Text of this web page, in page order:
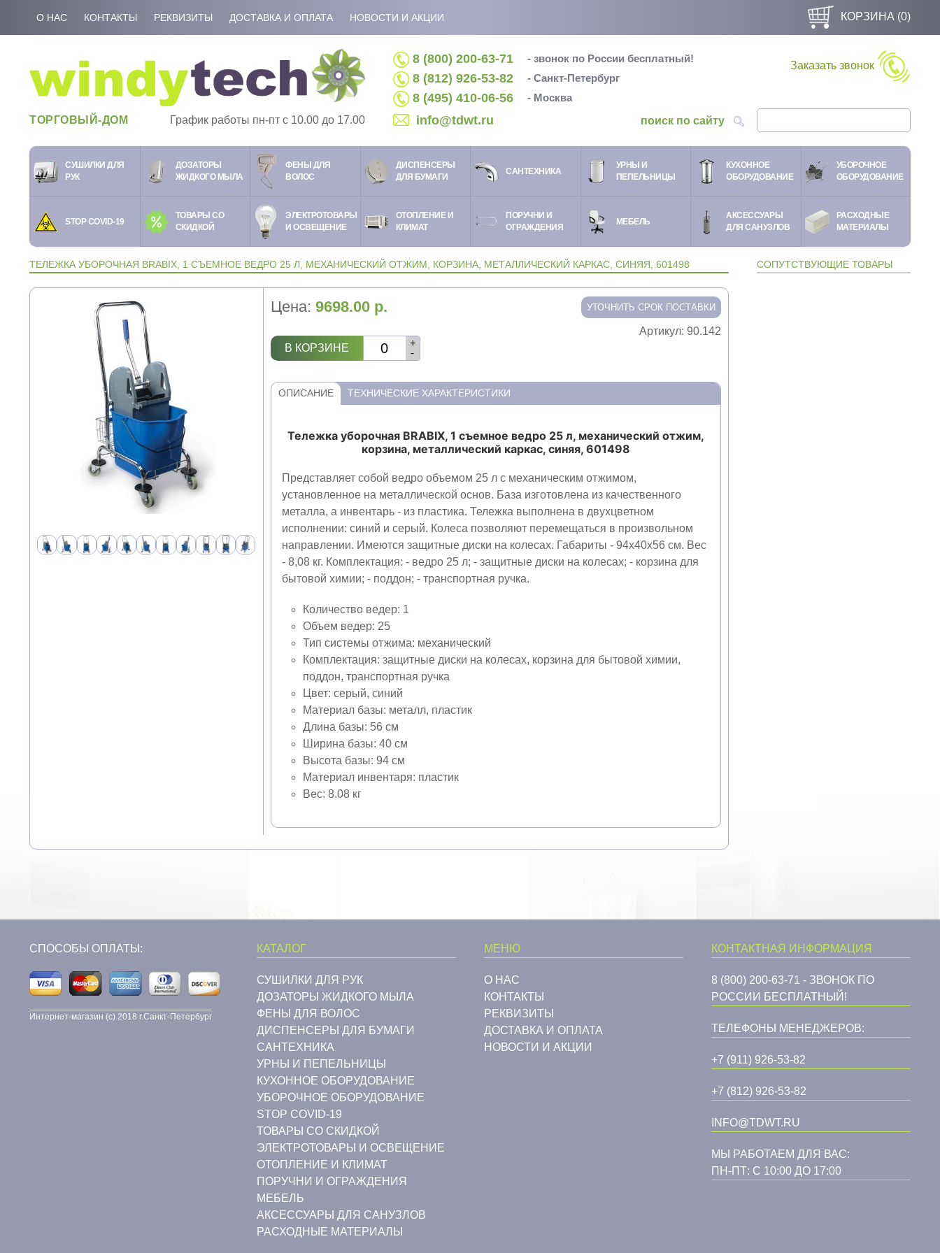
О НАС КОНТАКТЫ РЕКВИЗИТЫ ДОСТАВКА И ОПЛАТА НОВОСТИ И АКЦИИ КОРЗИНА (0)
ТОРГОВЫЙ-ДОМ График работы пн-пт c 10.00 до 17.00
8 (800) 200-63-71 - звонок по России бесплатный!
8 (812) 926-53-82 - Санкт-Петербург
8 (495) 410-06-56 - Москва
info@tdwt.ru
Заказать звонок
поиск по сайту
СУШИЛКИ ДЛЯ
РУК
ДОЗАТОРЫ
ЖИДКОГО МЫЛА
ФЕНЫ ДЛЯ
ВОЛОС
ДИСПЕНСЕРЫ
ДЛЯ БУМАГИ
CАНТЕХНИКА
УРНЫ И
ПЕПЕЛЬНИЦЫ
КУХОННОЕ
ОБОРУДОВАНИЕ
УБОРОЧНОЕ
ОБОРУДОВАНИЕ
STOP COVID-19
ТОВАРЫ СО
СКИДКОЙ
ЭЛЕКТРОТОВАРЫ
И ОСВЕЩЕНИЕ
ОТОПЛЕНИЕ И
КЛИМАТ
ПОРУЧНИ И
ОГРАЖДЕНИЯ
МЕБЕЛЬ
АКСЕССУАРЫ
ДЛЯ САНУЗЛОВ
РАСХОДНЫЕ
МАТЕРИАЛЫ
ТЕЛЕЖКА УБОРОЧНАЯ BRABIX, 1 СЪЕМНОЕ ВЕДРО 25 Л, МЕХАНИЧЕСКИЙ ОТЖИМ, КОРЗИНА, МЕТАЛЛИЧЕСКИЙ КАРКАС, СИНЯЯ, 601498
Цена: 9698.00 р.
В КОРЗИНЕ -
+
Артикул: 90.142
ОПИСАНИЕ ТЕХНИЧЕСКИЕ ХАРАКТЕРИСТИКИ
Тележка уборочная BRABIX, 1 съемное ведро 25 л, механический отжим,
корзина, металлический каркас, синяя, 601498
Представляет собой ведро объемом 25 л с механическим отжимом,
установленное на металлической основ. База изготовлена из качественного
металла, а инвентарь - из пластика. Тележка выполнена в двухцветном
исполнении: синий и серый. Колеса позволяют перемещаться в произвольном
направлении. Имеются защитные диски на колесах. Габариты - 94х40х56 см. Вес
- 8,08 кг. Комплектация: - ведро 25 л; - защитные диски на колесах; - корзина для
бытовой химии; - поддон; - транспортная ручка.
Количество ведер: 1
Объем ведер: 25
Тип системы отжима: механический
Комплектация: защитные диски на колесах, корзина для бытовой химии,
поддон, транспортная ручка
Цвет: серый, синий
Материал базы: металл, пластик
Длина базы: 56 см
Ширина базы: 40 см
Высота базы: 94 см
Материал инвентаря: пластик
Вес: 8.08 кг
СОПУТСТВУЮЩИЕ ТОВАРЫ
СПОСОБЫ ОПЛАТЫ:
Интернет-магазин (c) 2018 г.Санкт-Петербург
КАТАЛОГ
СУШИЛКИ ДЛЯ РУК
ДОЗАТОРЫ ЖИДКОГО МЫЛА
ФЕНЫ ДЛЯ ВОЛОС
ДИСПЕНСЕРЫ ДЛЯ БУМАГИ
CАНТЕХНИКА
УРНЫ И ПЕПЕЛЬНИЦЫ
КУХОННОЕ ОБОРУДОВАНИЕ
УБОРОЧНОЕ ОБОРУДОВАНИЕ
STOP COVID-19
ТОВАРЫ СО СКИДКОЙ
ЭЛЕКТРОТОВАРЫ И ОСВЕЩЕНИЕ
ОТОПЛЕНИЕ И КЛИМАТ
ПОРУЧНИ И ОГРАЖДЕНИЯ
МЕБЕЛЬ
АКСЕССУАРЫ ДЛЯ САНУЗЛОВ
РАСХОДНЫЕ МАТЕРИАЛЫ
МЕНЮ
О НАС
КОНТАКТЫ
РЕКВИЗИТЫ
ДОСТАВКА И ОПЛАТА
НОВОСТИ И АКЦИИ
КОНТАКТНАЯ ИНФОРМАЦИЯ
8 (800) 200-63-71 - ЗВОНОК ПО
РОССИИ БЕСПЛАТНЫЙ!
ТЕЛЕФОНЫ МЕНЕДЖЕРОВ:
+7 (911) 926-53-82
+7 (812) 926-53-82
INFO@TDWT.RU
МЫ РАБОТАЕМ ДЛЯ ВАС:
ПН-ПТ: С 10:00 ДО 17:00